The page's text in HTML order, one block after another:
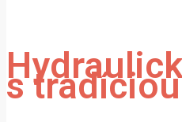
s tradíciou